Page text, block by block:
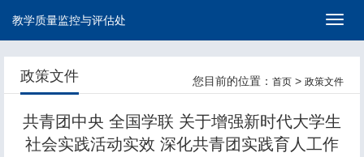
切
教学质量监控与评估处
政策文件 您目前的位置： 首页 > 政策文件
共青团中央 全国学联 关于增强新时代大学生
社会实践活动实效 深化共青团实践育人工作